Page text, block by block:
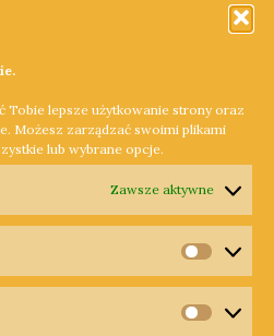
Tobie lepsze użytkowanie strony oraz
Możesz zarządzać swoimi plikami
lub wybrane opcje.
Zawsze aktywne
kierownik Wydziału Gospodarki
zyskają ciekawe miejsce